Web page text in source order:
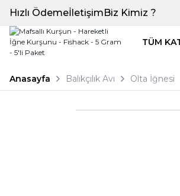
Hızlı ÖdemeİletişimBiz Kimiz ?
TÜM
Anasayfa Balıkçılık Avı Olta İğnesi